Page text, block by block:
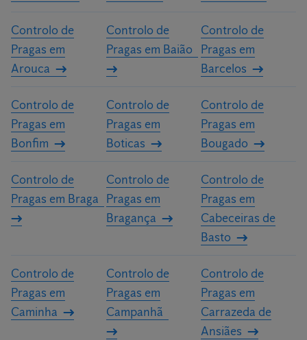
Controlo de
Pragas em
Arouca
Controlo de
Pragas em Baião
Controlo de
Pragas em
Barcelos
Controlo de
Pragas em
Bonfim
Controlo de
Pragas em
Boticas
Controlo de
Pragas em
Bougado
Controlo de
Pragas em Braga
Controlo de
Pragas em
Bragança
Controlo de
Pragas em
Cabeceiras de
Basto
Controlo de
Pragas em
Caminha
Controlo de
Pragas em
Campanhã
Controlo de
Pragas em
Carrazeda de
Ansiães